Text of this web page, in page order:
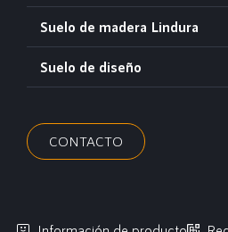
Suelo de madera Lindura
Suelo de diseño
CONTACTO